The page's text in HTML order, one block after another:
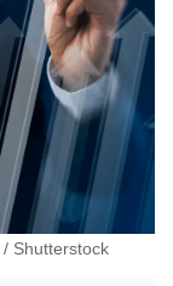
/ Shutterstock